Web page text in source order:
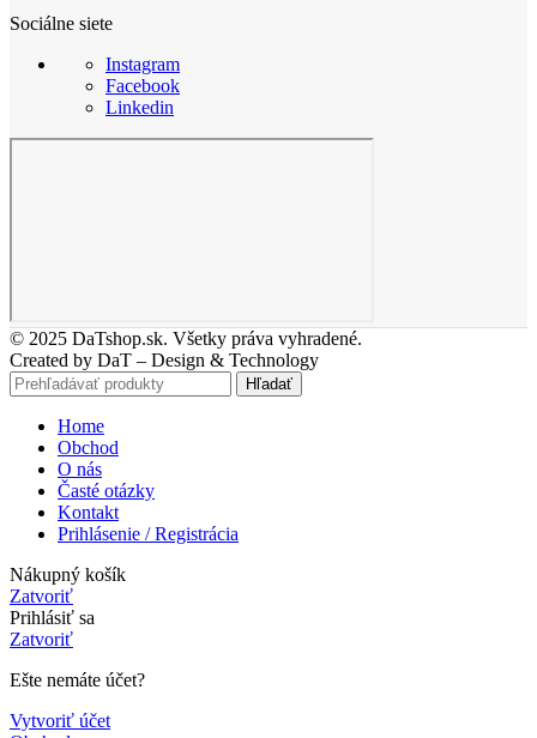
Sociálne siete
Instagram
Facebook
Linkedin
© 2025 DaTshop.sk. Všetky práva vyhradené.
Created by DaT – Design & Technology
Hľadať
Home
Obchod
O nás
Časté otázky
Kontakt
Prihlásenie / Registrácia
Nákupný košík
Zatvoriť
Prihlásiť sa
Zatvoriť
Ešte nemáte účet?
Vytvoriť účet